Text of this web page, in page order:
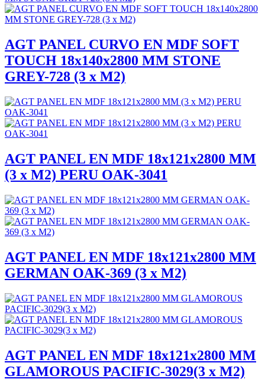
AGT PANEL CURVO EN MDF SOFT
TOUCH 18x140x2800 MM STONE
GREY-728 (3 x M2)
AGT PANEL EN MDF 18x121x2800 MM
(3 x M2) PERU OAK-3041
AGT PANEL EN MDF 18x121x2800 MM
GERMAN OAK-369 (3 x M2)
AGT PANEL EN MDF 18x121x2800 MM
GLAMOROUS PACIFIC-3029(3 x M2)